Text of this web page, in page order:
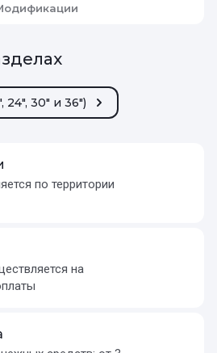
30" и 36")
по территории
на